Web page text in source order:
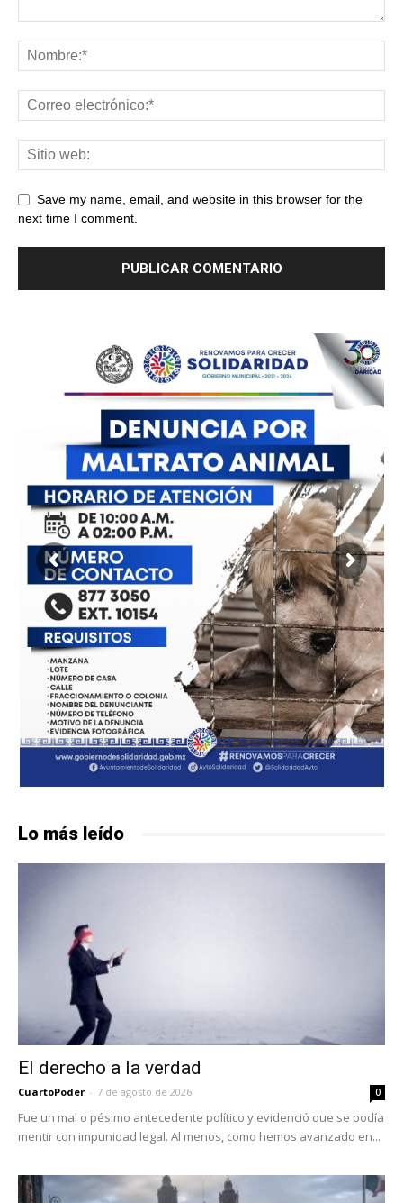
Save my name, email, and website in this browser for the
next time I comment.
Lo más leído
El derecho a la verdad
CuartoPoder - 7 de agosto de 2026 0
Fue un mal o pésimo antecedente político y evidenció que se podía
mentir con impunidad legal. Al menos, como hemos avanzado en...